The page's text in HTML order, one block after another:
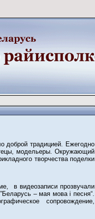
доброй традицией. Ежегодно
модельеры. Окружающий
творчества поделки
в видеозаписи прозвучали
– мая мова і песня“.
сопровождение,